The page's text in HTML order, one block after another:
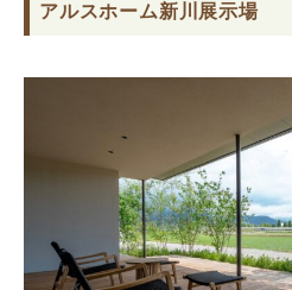
アルスホーム新川展示場